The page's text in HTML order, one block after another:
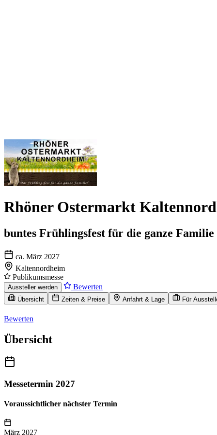
Rhöner Ostermarkt
buntes Frühlingsfest für die ganze Familie
ca. März 2027
Kaltennordheim
Publikumsmesse
Aussteller werden Bewerten
Übersicht Zeiten & Preise Anfahrt & Lage Für
Bewerten
Übersicht
Messetermin 2027
Voraussichtlicher nächster Termin
März 2027